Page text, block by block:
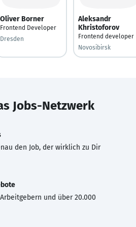
Oliver Borner
Frontend Developer
Dresden
Aleksandr
Khristoforov
Frontend developer
Novosibirsk
Jobs-Netzwerk
den Job, der wirklich zu Dir
und über 20.000